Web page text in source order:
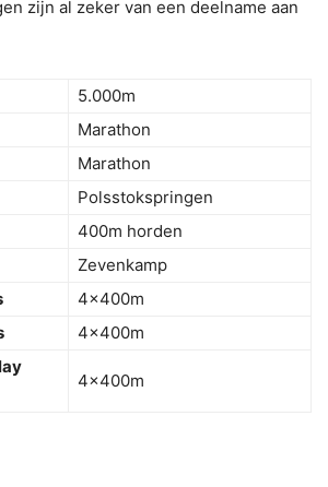
zijn al zeker van een deelname aan
5.000m
Marathon
Marathon
Polsstokspringen
400m horden
Zevenkamp
4x400m
4x400m
4x400m